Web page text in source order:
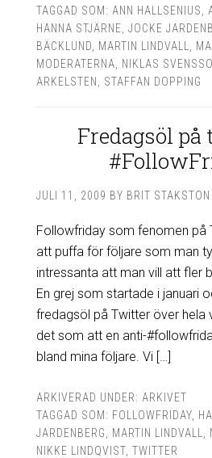
TAGGAD SOM: ANN HALLSENIUS
HANNA STJÄRNE JOCKE
BÄCKLUND
MARTIN LINDVALL
MODERATERNA
NIKLAS
ARKELSTEN
STAFFAN DOPPING
Fredagsöl
JULI 11, 2009 BY BRIT STAKSTON
Followfriday som fenomen på
att puffa för följare som man
intressanta att man vill att fler
En grej som startade i januari
fredagsöl på Twitter över hela
det som att en anti-
bland mina följare. Vi […]
ARKIVERAD UNDER: ARKIVET
TAGGAD SOM: FOLLOWFRIDAY,
JARDENBERG
MARTIN LINDVALL
NIKKE LINDQVIST, TWITTER